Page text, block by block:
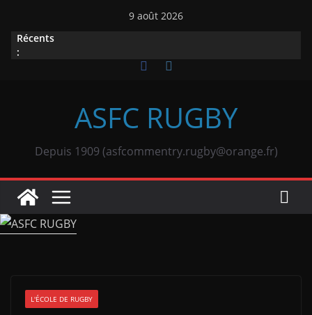
contenu
9 août 2026
Récents
:
ASFC RUGBY
Depuis 1909 (asfcommentry.rugby@orange.fr)
L'ÉCOLE DE RUGBY